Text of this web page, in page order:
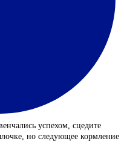
успехом, сцедите
но следующее кормление